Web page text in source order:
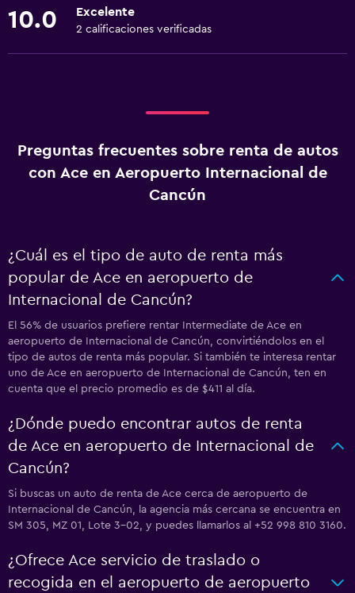
10.0 Excelente
2 calificaciones verificadas
Preguntas frecuentes sobre renta de autos
con Ace en Aeropuerto Internacional de
Cancún
¿Cuál es el tipo de auto de renta más
popular de Ace en aeropuerto de
Internacional de Cancún?
El 56% de usuarios prefiere rentar Intermediate de Ace en
aeropuerto de Internacional de Cancún, convirtiéndolos en el
tipo de autos de renta más popular. Si también te interesa rentar
uno de Ace en aeropuerto de Internacional de Cancún, ten en
cuenta que el precio promedio es de $411 al día.
¿Dónde puedo encontrar autos de renta
de Ace en aeropuerto de Internacional de
Cancún?
Si buscas un auto de renta de Ace cerca de aeropuerto de
Internacional de Cancún, la agencia más cercana se encuentra en
SM 305, MZ 01, Lote 3-02, y puedes llamarlos al +52 998 810 3160.
¿Ofrece Ace servicio de traslado o
recogida en el aeropuerto de aeropuerto